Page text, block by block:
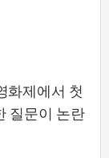
화제에서 첫
질문이 논란